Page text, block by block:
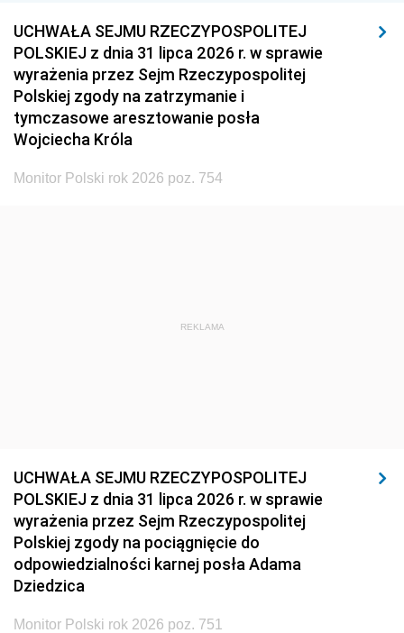
UCHWAŁA SEJMU RZECZYPOSPOLITEJ
POLSKIEJ z dnia 31 lipca 2026 r. w sprawie
wyrażenia przez Sejm Rzeczypospolitej
Polskiej zgody na zatrzymanie i
tymczasowe aresztowanie posła
Wojciecha Króla
Monitor Polski rok 2026 poz. 754
REKLAMA
UCHWAŁA SEJMU RZECZYPOSPOLITEJ
POLSKIEJ z dnia 31 lipca 2026 r. w sprawie
wyrażenia przez Sejm Rzeczypospolitej
Polskiej zgody na pociągnięcie do
odpowiedzialności karnej posła Adama
Dziedzica
Monitor Polski rok 2026 poz. 751